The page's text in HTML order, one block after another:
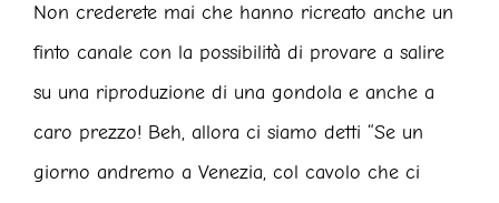
Non crederete mai che hanno ricreato anche un
finto canale con la possibilità di provare a salire
su una riproduzione di una gondola e anche a
caro prezzo! Beh, allora ci siamo detti “Se un
giorno andremo a Venezia, col cavolo che ci